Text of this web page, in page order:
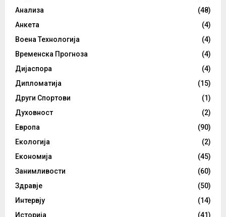
Анализа
(48)
Анкета
(4)
Воена Технологија
(4)
Временска Прогноза
(4)
Дијаспора
(4)
Дипломатија
(15)
Други Спортови
(1)
Духовност
(2)
Европа
(90)
Екологија
(2)
Економија
(45)
Занимливости
(60)
Здравје
(50)
Интервју
(14)
Историја
(41)